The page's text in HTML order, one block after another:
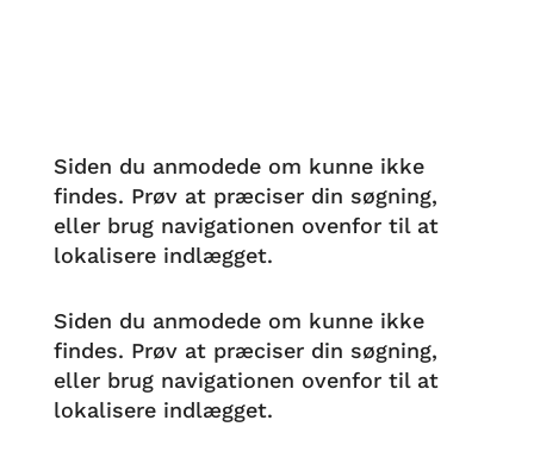
Siden du anmodede om kunne ikke
findes. Prøv at præciser din søgning,
eller brug navigationen ovenfor til at
lokalisere indlægget.
Siden du anmodede om kunne ikke
findes. Prøv at præciser din søgning,
eller brug navigationen ovenfor til at
lokalisere indlægget.